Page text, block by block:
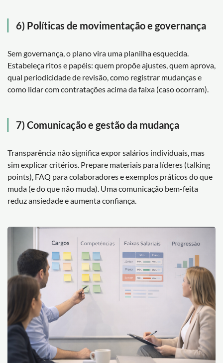
6) Políticas de movimentação e governança
Sem governança, o plano vira uma planilha esquecida.
Estabeleça ritos e papéis: quem propõe ajustes, quem aprova,
qual periodicidade de revisão, como registrar mudanças e
como lidar com contratações acima da faixa (caso ocorram).
7) Comunicação e gestão da mudança
Transparência não significa expor salários individuais, mas
sim explicar critérios. Prepare materiais para líderes (talking
points), FAQ para colaboradores e exemplos práticos do que
muda (e do que não muda). Uma comunicação bem-feita
reduz ansiedade e aumenta confiança.